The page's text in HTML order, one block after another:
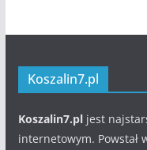
Koszalin7.pl
Koszalin7.pljest
internetowym. Powstał